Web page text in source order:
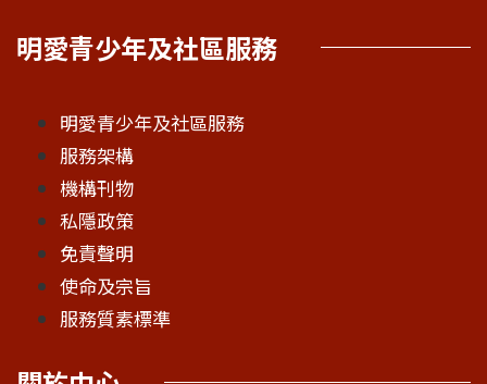
明愛青少年及社區服務
明愛青少年及社區服務
服務架構
機構刊物
私隱政策
免責聲明
使命及宗旨
服務質素標準